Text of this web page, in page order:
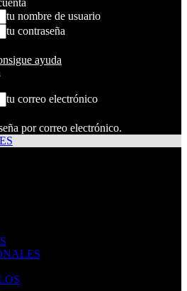
tu nombre de usuario
tu contraseña
ayuda
tu correo electrónico
por correo electrónico.